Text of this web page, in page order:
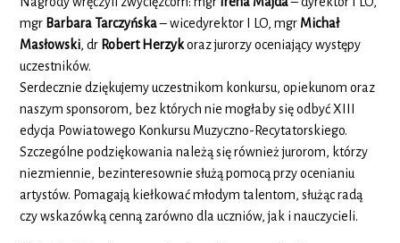
mgr Barbara Tarczyńska– wicedyrektor I LO, mgr Michał
Masłowski, dr Robert Herzykoraz jurorzy oceniający występy
uczestników.
Serdecznie dziękujemy uczestnikom konkursu, opiekunom oraz
naszym sponsorom, bez których nie mogłaby się odbyć XIII
edycja Powiatowego Konkursu Muzyczno-Recytatorskiego.
Szczególne podziękowania należą się również jurorom, którzy
niezmiennie, bezinteresownie służą pomocą przy ocenianiu
artystów. Pomagają kiełkować młodym talentom, służąc radą
czy wskazówką cenną zarówno dla uczniów, jak i nauczycieli.